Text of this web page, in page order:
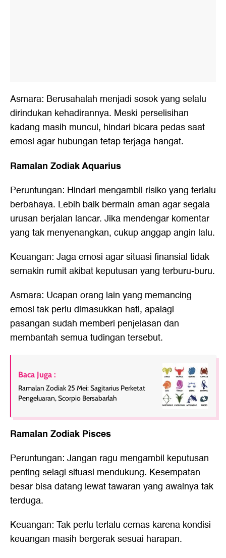
Asmara: Berusahalah menjadi sosok yang selalu
dirindukan kehadirannya. Meski perselisihan
kadang masih muncul, hindari bicara pedas saat
emosi agar hubungan tetap terjaga hangat.
Ramalan Zodiak Aquarius
Peruntungan: Hindari mengambil risiko yang terlalu
berbahaya. Lebih baik bermain aman agar segala
urusan berjalan lancar. Jika mendengar komentar
yang tak menyenangkan, cukup anggap angin lalu.
Keuangan: Jaga emosi agar situasi finansial tidak
semakin rumit akibat keputusan yang terburu-buru.
Asmara: Ucapan orang lain yang memancing
emosi tak perlu dimasukkan hati, apalagi
pasangan sudah memberi penjelasan dan
membantah semua tudingan tersebut.
Baca Juga :
Ramalan Zodiak 25 Mei: Sagitarius Perketat
Pengeluaran, Scorpio Bersabarlah
Ramalan Zodiak Pisces
Peruntungan: Jangan ragu mengambil keputusan
penting selagi situasi mendukung. Kesempatan
besar bisa datang lewat tawaran yang awalnya tak
terduga.
Keuangan: Tak perlu terlalu cemas karena kondisi
keuangan masih bergerak sesuai harapan.